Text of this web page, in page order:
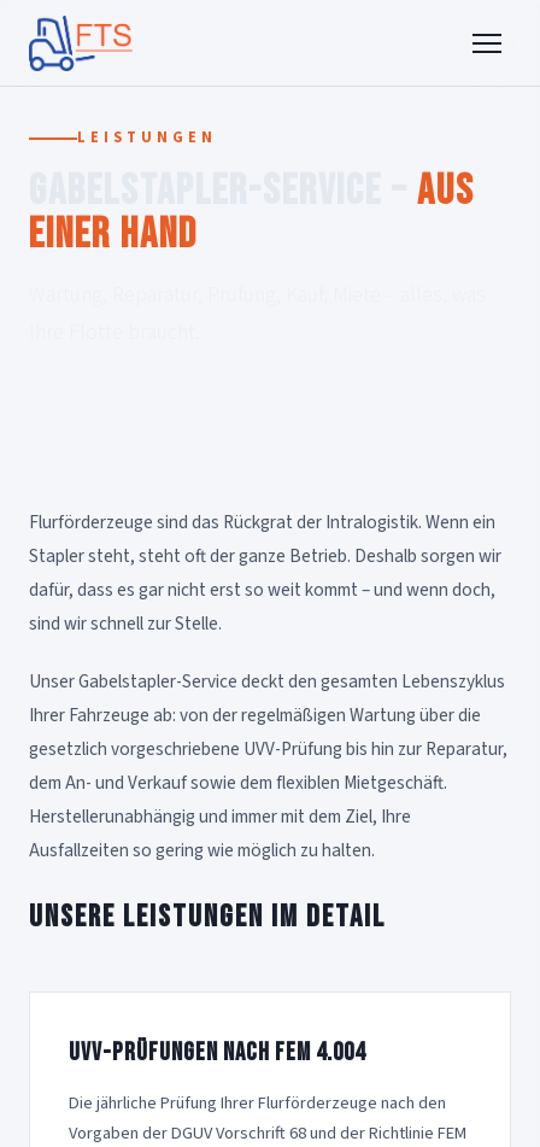
LEISTUNGEN
aus
einer Hand
Flurförderzeuge sind das Rückgrat der Intralogistik. Wenn ein
Stapler steht, steht oft der ganze Betrieb. Deshalb sorgen wir
dafür, dass es gar nicht erst so weit kommt – und wenn doch,
sind wir schnell zur Stelle.
Unser Gabelstapler-Service deckt den gesamten Lebenszyklus
Ihrer Fahrzeuge ab: von der regelmäßigen Wartung über die
gesetzlich vorgeschriebene UVV-Prüfung bis hin zur Reparatur,
dem An- und Verkauf sowie dem flexiblen Mietgeschäft.
Herstellerunabhängig und immer mit dem Ziel, Ihre
Ausfallzeiten so gering wie möglich zu halten.
Unsere Leistungen im Detail
UVV-Prüfungen nach FEM 4.004
Die jährliche Prüfung Ihrer Flurförderzeuge nach den
Vorgaben der DGUV Vorschrift 68 und der Richtlinie FEM